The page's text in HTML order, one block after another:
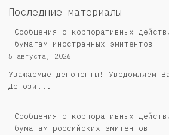
Последние материалы
Сообщения о корпоративных
бумагам иностранных эмитентов
5 августа, 2026
Уважаемые депоненты! Уведомляем
Депози...
Cообщения о корпоративных
бумагам российских эмитентов